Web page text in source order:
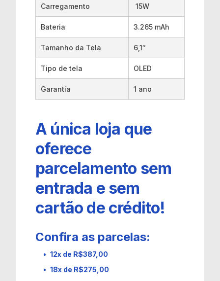
Carregamento 15W
Bateria 3.265 mAh
Tamanho da Tela 6,1″
Tipo de tela OLED
Garantia 1 ano
A única loja que
oferece
parcelamento sem
entrada e sem
cartão de crédito!
Confira as parcelas:
12x de R$387,00
18x de R$275,00